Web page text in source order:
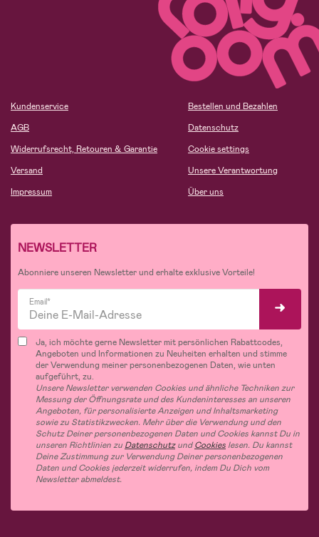
Kundenservice
AGB
Widerrufsrecht, Retouren & Garantie
Versand
Impressum
Bestellen und Bezahlen
Datenschutz
Cookie settings
Unsere Verantwortung
Über uns
NEWSLETTER
Abonniere unseren Newsletter und erhalte exklusive Vorteile!
Email*
Ja, ich möchte gerne Newsletter mit persönlichen Rabattcodes,
Angeboten und Informationen zu Neuheiten erhalten und stimme
der Verwendung meiner personenbezogenen Daten, wie unten
aufgeführt, zu.
Unsere Newsletter verwenden Cookies und ähnliche Techniken zur
Messung der Öffnungsrate und des Kundeninteresses an unseren
Angeboten, für personalisierte Anzeigen und Inhaltsmarketing
sowie zu Statistikzwecken. Mehr über die Verwendung und den
Schutz Deiner personenbezogenen Daten und Cookies kannst Du in
unseren Richtlinien zu DatenschutzundCookies lesen. Du kannst
Deine Zustimmung zur Verwendung Deiner personenbezogenen
Daten und Cookies jederzeit widerrufen, indem Du Dich vom
Newsletter abmeldest.